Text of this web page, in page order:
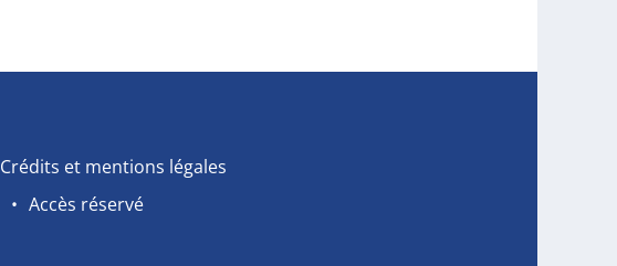
Crédits et mentions légales
Accès réservé